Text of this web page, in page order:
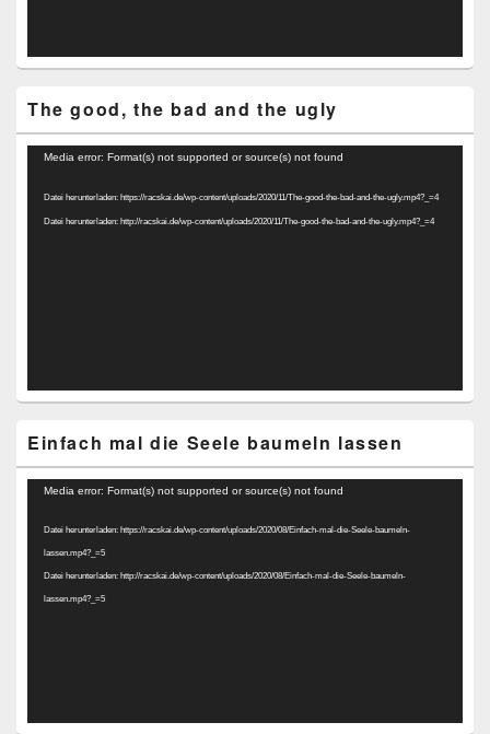
The good, the bad and the ugly
Video-
Media error: Format(s) not supported or source(s) not found
Datei herunterladen: https://racskai.de/wp-content/uploads/2020/11/The-good-the-bad-and-the-ugly.mp4?_=4
Datei herunterladen: http://racskai.de/wp-content/uploads/2020/11/The-good-the-bad-and-the-ugly.mp4?_=4
Einfach mal die Seele baumeln lassen
Video-
Media error: Format(s) not supported or source(s) not found
Datei herunterladen: https://racskai.de/wp-content/uploads/2020/08/Einfach-mal-die-Seele-baumeln-
lassen.mp4?_=5
Datei herunterladen: http://racskai.de/wp-content/uploads/2020/08/Einfach-mal-die-Seele-baumeln-
lassen.mp4?_=5